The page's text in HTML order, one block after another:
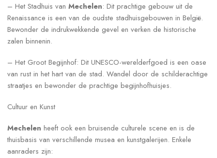
– Het Stadhuis van Mechelen: Dit prachtige gebouw uit de
Renaissance is een van de oudste stadhuisgebouwen in België.
Bewonder de indrukwekkende gevel en verken de historische
zalen binnenin.
– Het Groot Begijnhof: Dit UNESCO-werelderfgoed is een oase
van rust in het hart van de stad. Wandel door de schilderachtige
straatjes en bewonder de prachtige begijnhofhuisjes.
Cultuur en Kunst
Mechelen heeft ook een bruisende culturele scene en is de
thuisbasis van verschillende musea en kunstgalerijen. Enkele
aanraders zijn: